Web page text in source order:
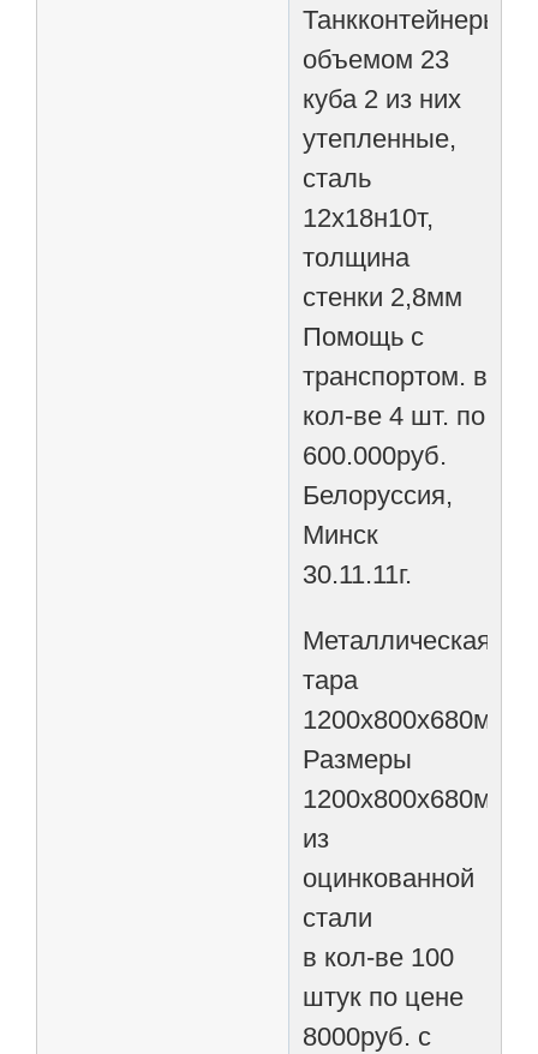
Танкконтейнеры
объемом 23
куба 2 из них
утепленные,
сталь
12х18н10т,
толщина
стенки 2,8мм
Помощь с
транспортом. в
кол-ве 4 шт. по
600.000руб.
Белоруссия,
Минск
30.11.11г.
Металлическая
тара
1200х800х680мм
Размеры
1200х800х680мм
из
оцинкованной
стали
в кол-ве 100
штук по цене
8000руб. с